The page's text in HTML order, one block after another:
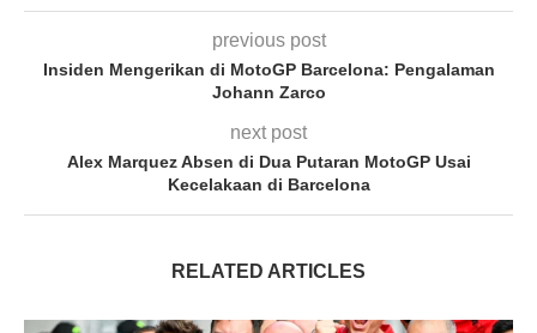
previous post
Insiden Mengerikan di MotoGP Barcelona: Pengalaman
Johann Zarco
next post
Alex Marquez Absen di Dua Putaran MotoGP Usai
Kecelakaan di Barcelona
RELATED ARTICLES